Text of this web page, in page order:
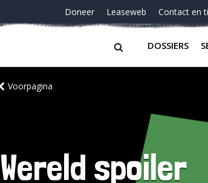
Doneer Leaseweb Contact en
DOSSIERS
Voorpagina
spoiler